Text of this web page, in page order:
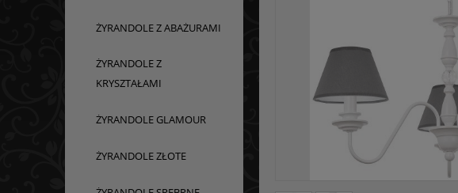
ŻYRANDOLE Z ABAŻURAMI
ŻYRANDOLE Z
KRYSZTAŁAMI
ŻYRANDOLE GLAMOUR
ŻYRANDOLE ZŁOTE